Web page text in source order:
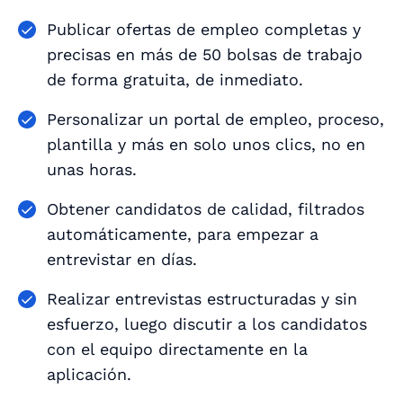
Publicar ofertas de empleo completas y
precisas en más de 50 bolsas de trabajo
de forma gratuita, de inmediato.
Personalizar un portal de empleo, proceso,
plantilla y más en solo unos clics, no en
unas horas.
Obtener candidatos de calidad, filtrados
automáticamente, para empezar a
entrevistar en días.
Realizar entrevistas estructuradas y sin
esfuerzo, luego discutir a los candidatos
con el equipo directamente en la
aplicación.